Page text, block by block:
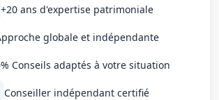
+20 ans d'expertise patrimoniale
globale et indépendante
Conseils adaptés à votre situation
Conseiller indépendant certifié